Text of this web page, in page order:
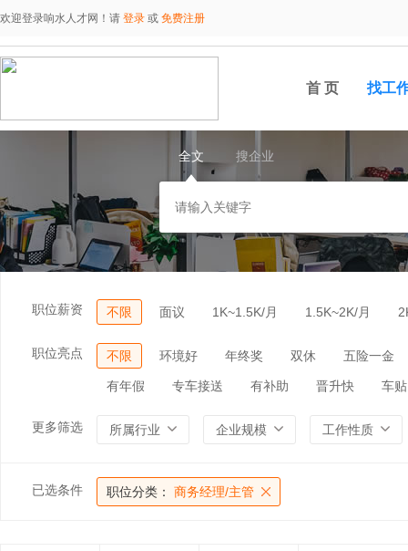
欢迎登录响水人才网！请 登录 或 免费注册
首 页 找工
全文 搜企业
职位薪资 不限 面议 1K~1.5K/月 1.5K~2K/月
职位亮点 不限 环境好 年终奖 双休 五险一金
有年假 专车接送 有补助 晋升快 车贴
更多筛选 所属行业 企业规模 工作性质
已选条件 职位分类： 商务经理/主管